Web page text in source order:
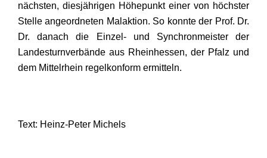
nächsten, diesjährigen Höhepunkt einer von höchster
Stelle angeordneten Malaktion. So konnte der Prof. Dr.
Dr. danach die Einzel- und Synchronmeister der
Landesturnverbände aus Rheinhessen, der Pfalz und
dem Mittelrhein regelkonform ermitteln.
Text: Heinz-Peter Michels